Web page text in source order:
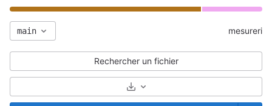
main mesureri
Rechercher un fichier
Sélectionnez le format de l’archive